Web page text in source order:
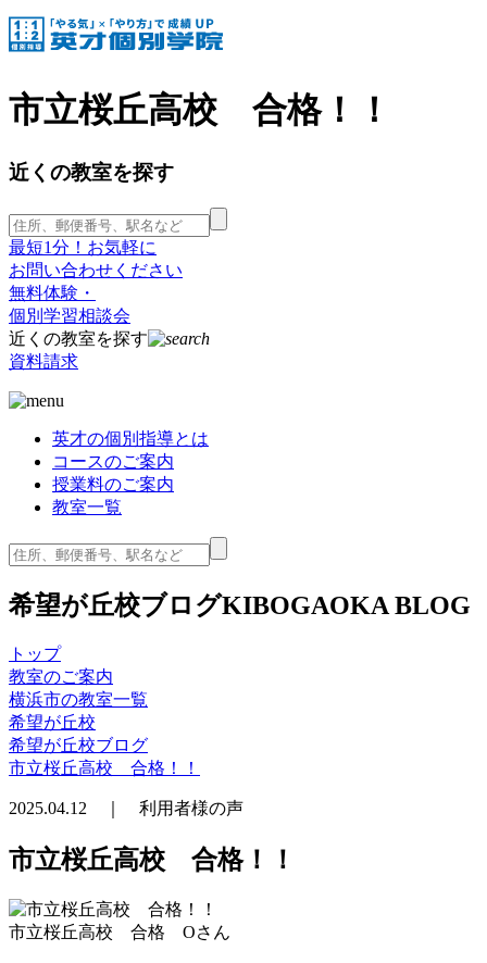
市立桜丘高校 合格！！
近くの教室を探す
最短1分！お気軽に
お問い合わせください
無料体験・
個別学習相談会
近くの教室を探す
資料請求
英才の個別指導とは
コースのご案内
授業料のご案内
教室一覧
希望が丘校ブログKIBOGAOKA BLOG
トップ
教室のご案内
横浜市の教室一覧
希望が丘校
希望が丘校ブログ
市立桜丘高校 合格！！
2025.04.12 ｜ 利用者様の声
市立桜丘高校 合格！！
市立桜丘高校 合格 Oさん